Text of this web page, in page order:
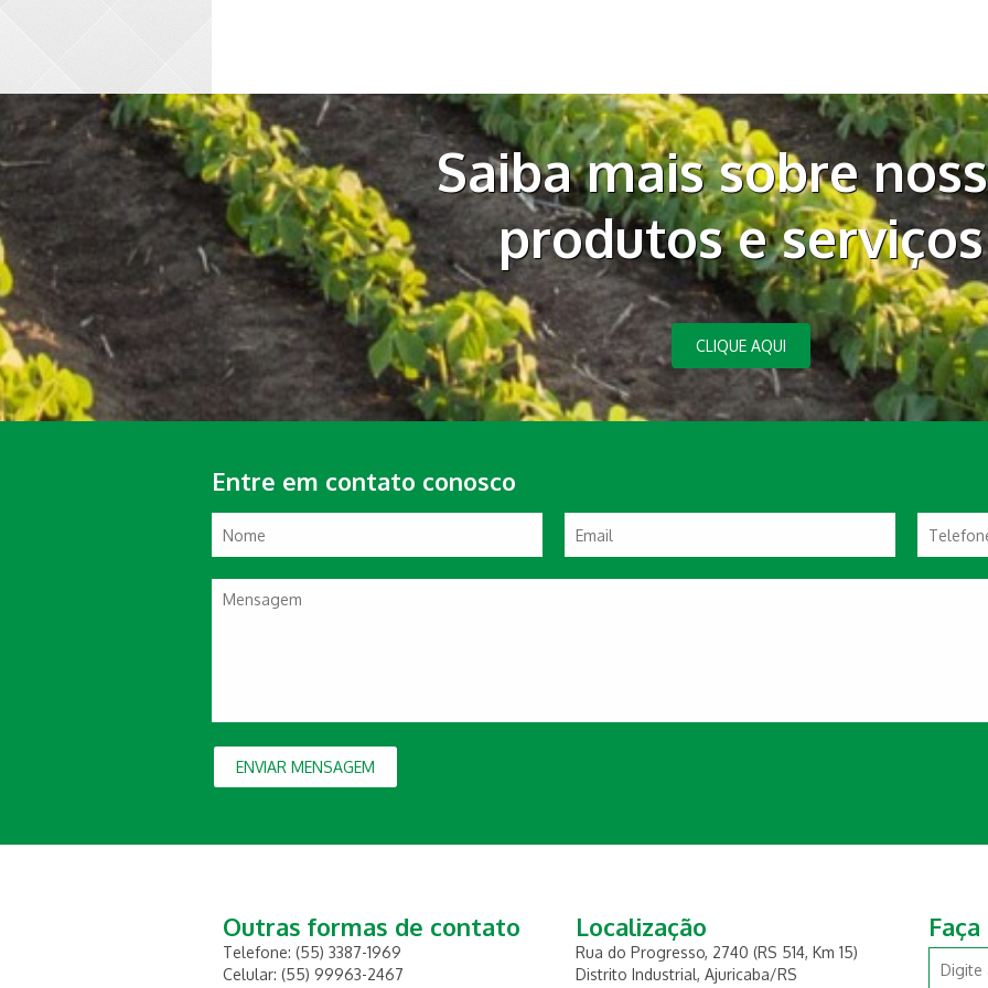
Saiba mais sobre
produtos e serviços
CLIQUE AQUI
Entre em contato conosco
ENVIAR MENSAGEM
Outras formas de contato
Telefone: (55) 3387-1969
Celular: (55) 99963-2467
Localização
Rua do Progresso, 2740 (RS 514, Km 15)
Distrito Industrial, Ajuricaba/RS